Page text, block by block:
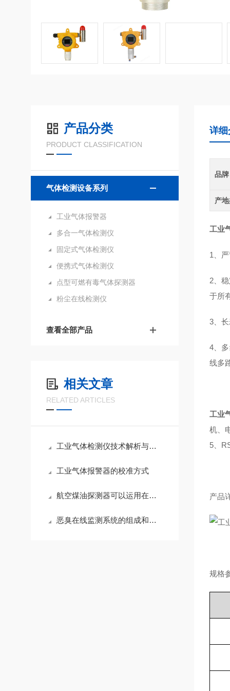
产品分类
PRODUCT CLASSIFICATION
气体检测设备系列
工业气体报警器
多合一气体检测仪
固定式气体检测仪
便携式气体检测仪
点型可燃有毒气体探测器
粉尘在线检测仪
查看全部产品
相关文章
RELATED ARTICLES
工业气体检测仪技术解析与应用
工业气体报警器的校准方式
航空煤油探测器可以运用在哪些行业
恶臭在线监测系统的组成和安装细节
详细
品牌
产
工业
1、
2、
于所
3、
4、
线多
工业
机、
5、
产品
规格